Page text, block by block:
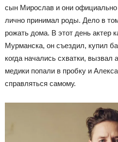
сын Мирослав и они официально
лично принимал роды. Дело в
рожать дома. В этот день актер
Мурманска, он съездил, купил
когда начались схватки, вызвал
медики попали в пробку и
справляться самому.